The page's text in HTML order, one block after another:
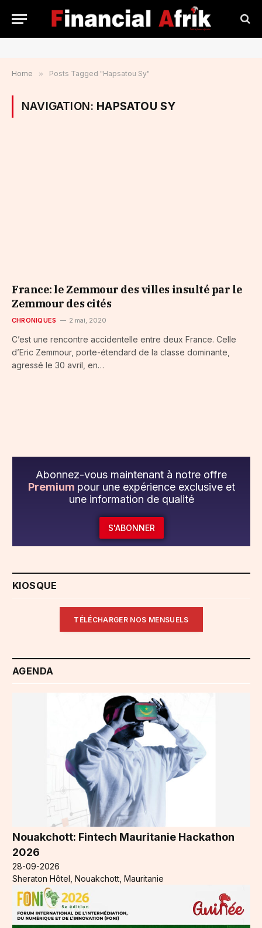
Home » Posts Tagged "Hapsatou Sy"
NAVIGATION: HAPSATOU SY
France: le Zemmour des villes insulté par le
Zemmour des cités
CHRONIQUES 2 mai, 2020
C’est une rencontre accidentelle entre deux France. Celle
d’Eric Zemmour, porte-étendard de la classe dominante,
agressé le 30 avril, en…
Abonnez-vous maintenant à notre offre
Premium pour une expérience exclusive et
une information de qualité
S'ABONNER
KIOSQUE
TÉLÉCHARGER NOS MENSUELS
AGENDA
Nouakchott: Fintech Mauritanie Hackathon
2026
28-09-2026
Sheraton Hôtel, Nouakchott, Mauritanie